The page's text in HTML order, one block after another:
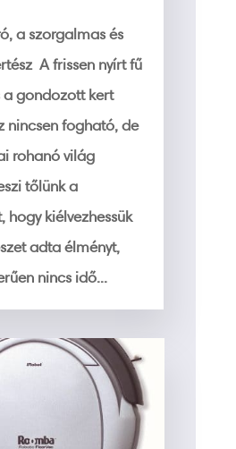
a szorgalmas és
A frissen nyírt fű
a gondozott kert
nincsen fogható, de
rohanó világ
tőlünk a
hogy kiélvezhessük
adta élményt,
nincs idő...